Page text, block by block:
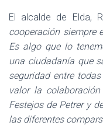
El alcalde de Elda,
cooperación siempre
Es algo que lo
una ciudadanía que
seguridad entre
valor la
Festejos de Petrer y
las diferentes